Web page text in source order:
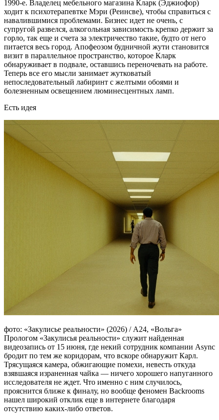
1990-е. Владелец мебельного магазина Кларк (Эджиофор)
ходит к психотерапевтке Мэри (Реинсве), чтобы справиться с
навалившимися проблемами. Бизнес идет не очень, с
супругой развелся, алкогольная зависимость крепко держит за
горло, так еще и счета за электричество такие, будто от него
питается весь город. Апофеозом будничной жути становится
визит в параллельное пространство, которое Кларк
обнаруживает в подвале, оставшись переночевать на работе.
Теперь все его мысли занимает жутковатый
непоследовательный лабиринт с желтыми обоями и
болезненным освещением люминесцентных ламп.
Есть идея
фото: «Закулисье реальности» (2026) / А24, «Вольга»
Прологом «Закулисья реальности» служит найденная
видеозапись от 15 июня, где некий сотрудник компании Async
бродит по тем же коридорам, что вскоре обнаружит Карл.
Трясущаяся камера, обжигающие помехи, невесть откуда
взявшаяся израненная чайка — ничего хорошего напуганного
исследователя не ждет. Что именно с ним случилось,
прояснится ближе к финалу, но вообще феномен Backrooms
нашел широкий отклик еще в интернете благодаря
отсутствию каких-либо ответов.